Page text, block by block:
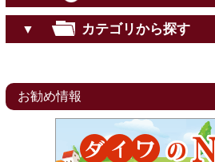
▼ カテゴリから探す
お勧め情報